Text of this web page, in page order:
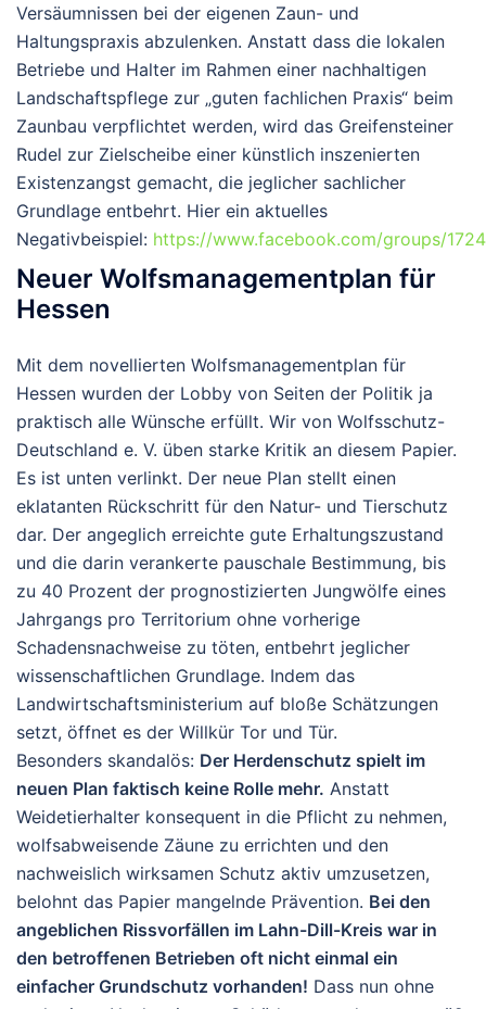
Versäumnissen bei der eigenen Zaun- und
Haltungspraxis abzulenken. Anstatt dass die lokalen
Betriebe und Halter im Rahmen einer nachhaltigen
Landschaftspflege zur „guten fachlichen Praxis“ beim
Zaunbau verpflichtet werden, wird das Greifensteiner
Rudel zur Zielscheibe einer künstlich inszenierten
Existenzangst gemacht, die jeglicher sachlicher
Grundlage entbehrt. Hier ein aktuelles
Negativbeispiel: https://www.facebook.com/groups/
Neuer Wolfsmanagementplan für
Hessen
Mit dem novellierten Wolfsmanagementplan für
Hessen wurden der Lobby von Seiten der Politik ja
praktisch alle Wünsche erfüllt. Wir von Wolfsschutz-
Deutschland e. V. üben starke Kritik an diesem Papier.
Es ist unten verlinkt. Der neue Plan stellt einen
eklatanten Rückschritt für den Natur- und Tierschutz
dar. Der angeglich erreichte gute Erhaltungszustand
und die darin verankerte pauschale Bestimmung, bis
zu 40 Prozent der prognostizierten Jungwölfe eines
Jahrgangs pro Territorium ohne vorherige
Schadensnachweise zu töten, entbehrt jeglicher
wissenschaftlichen Grundlage. Indem das
Landwirtschaftsministerium auf bloße Schätzungen
setzt, öffnet es der Willkür Tor und Tür.
Besonders skandalös: Der Herdenschutz spielt im
neuen Plan faktisch keine Rolle mehr. Anstatt
Weidetierhalter konsequent in die Pflicht zu nehmen,
wolfsabweisende Zäune zu errichten und den
nachweislich wirksamen Schutz aktiv umzusetzen,
belohnt das Papier mangelnde Prävention. Bei den
angeblichen Rissvorfällen im Lahn-Dill-Kreis war in
den betroffenen Betrieben oft nicht einmal ein
einfacher Grundschutz vorhanden! Dass nun ohne